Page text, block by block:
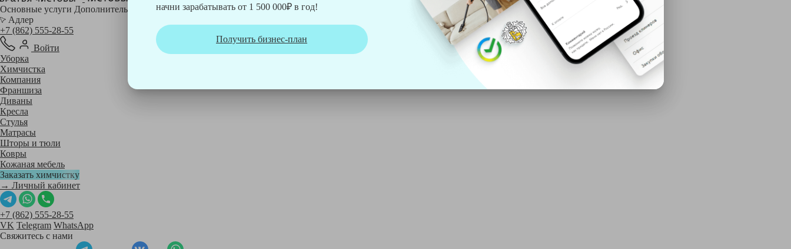
начни зарабатывать от 1 500 000₽ в год!
Получить бизнес-план
Основные услуги Дополнительные
Адлер
+7 (862) 555-28-55
Войти
Уборка
Химчистка
Компания
Франшиза
Диваны
Кресла
Стулья
Матрасы
Шторы и тюли
Ковры
Кожаная мебель
Заказать химчистку
→ Личный кабинет
+7 (862) 555-28-55
VK Telegram WhatsApp
Свяжитесь с нами